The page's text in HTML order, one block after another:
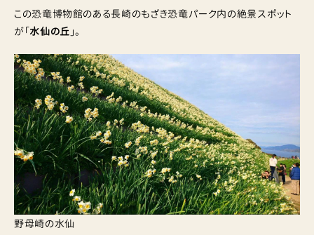
この恐竜博物館のある長崎のもざき恐竜パーク内の絶景スポット
が「水仙の丘 」。
野母崎の水仙